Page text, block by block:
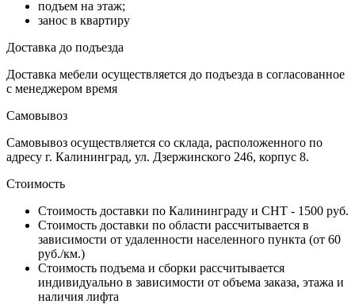
подъем на этаж;
занос в квартиру
Доставка до подъезда
Доставка мебели осуществляется до подъезда в согласованное
с менеджером время
Самовывоз
Самовывоз осуществляется со склада, расположенного по
адресу г. Калининград, ул. Дзержинского 246, корпус 8.
Стоимость
Стоимость доставки по Калининграду и СНТ - 1500 руб.
Стоимость доставки по области рассчитывается в
зависимости от удаленности населенного пункта (от 60
руб./км.)
Стоимость подъема и сборки рассчитывается
индивидуально в зависимости от объема заказа, этажа и
наличия лифта